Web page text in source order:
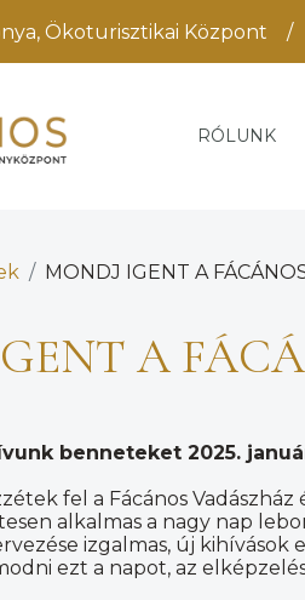
Ökoturisztikai Központ /
RÓLUNK
MONDJ IGENT A
A
benneteket 2025.
fel a Fácános
alkalmas a nagy nap
izgalmas, új
ezt a napot, az